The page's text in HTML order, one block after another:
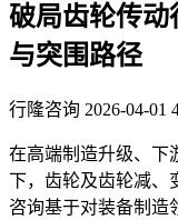
破局齿轮传动
与突围路径
行隆咨询 2026-04-01
在高端制造升级、下
下，齿轮及齿轮减、
咨询基于对装备制造